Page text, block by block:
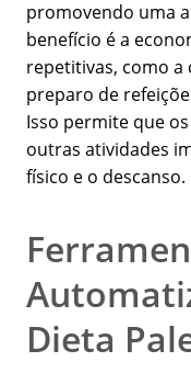
promovendo uma
benefício é a
repetitivas, como a
preparo de
Isso permite que
outras atividades
físico e o descanso.
Dieta